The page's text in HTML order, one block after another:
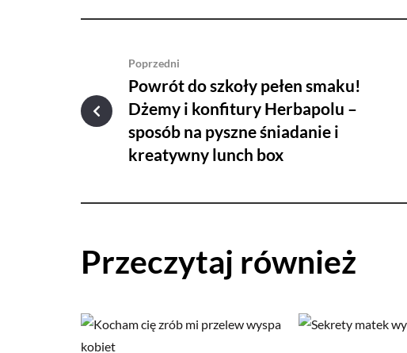
Poprzedni
Powrót do szkoły pełen smaku!
Dżemy i konfitury Herbapolu –
sposób na pyszne śniadanie i
kreatywny lunch box
Przeczytaj również